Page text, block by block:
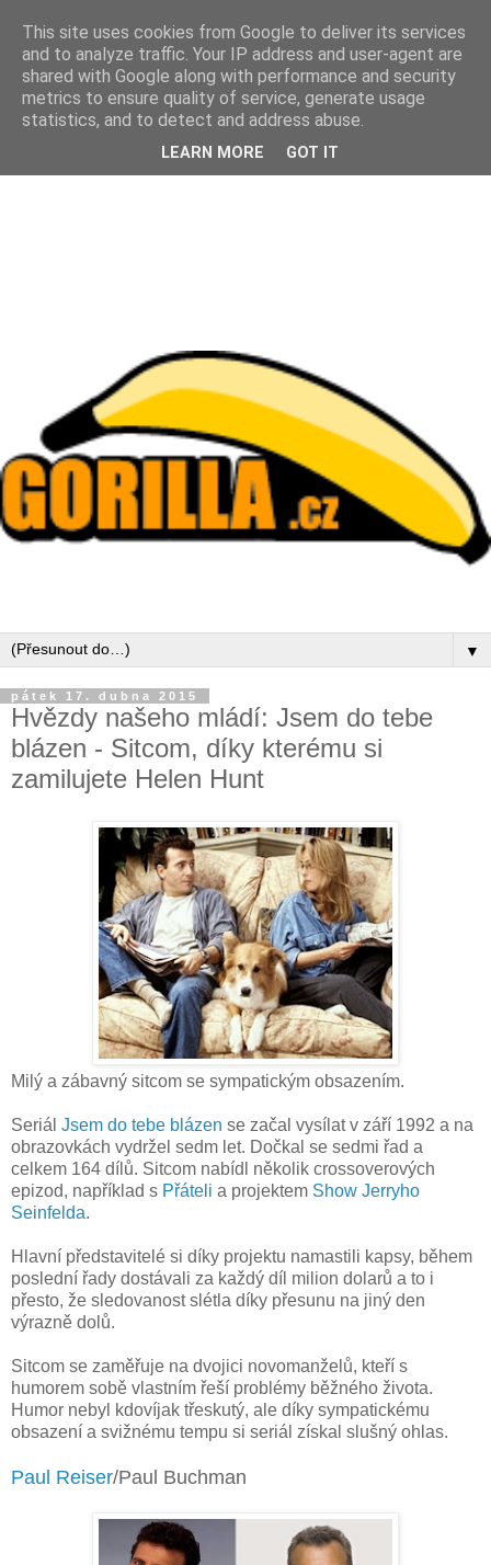
▼
pátek 17. dubna 2015
Hvězdy našeho mládí: Jsem do tebe
blázen - Sitcom, díky kterému si
zamilujete Helen Hunt
Milý a zábavný sitcom se sympatickým obsazením.
Seriál Jsem do tebe blázen se začal vysílat v září 1992 a na
obrazovkách vydržel sedm let. Dočkal se sedmi řad a
celkem 164 dílů. Sitcom nabídl několik crossoverových
epizod, například s Přáteli a projektem Show Jerryho
Seinfelda.
Hlavní představitelé si díky projektu namastili kapsy, během
poslední řady dostávali za každý díl milion dolarů a to i
přesto, že sledovanost slétla díky přesunu na jiný den
výrazně dolů.
Sitcom se zaměřuje na dvojici novomanželů, kteří s
humorem sobě vlastním řeší problémy běžného života.
Humor nebyl kdovíjak třeskutý, ale díky sympatickému
obsazení a svižnému tempu si seriál získal slušný ohlas.
Paul Reiser/Paul Buchman
This site uses cookies from Google to deliver its services
and to analyze traffic. Your IP address and user-agent are
shared with Google along with performance and security
metrics to ensure quality of service, generate usage
statistics, and to detect and address abuse.
LEARN MORE GOT IT